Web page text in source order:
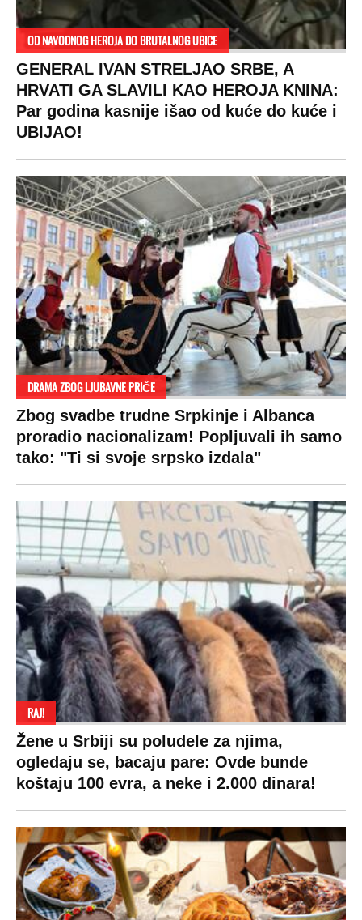
OD NAVODNOG HEROJA DO BRUTALNOG UBICE
GENERAL IVAN STRELJAO SRBE, A
HRVATI GA SLAVILI KAO HEROJA KNINA:
Par godina kasnije išao od kuće do kuće i
UBIJAO!
DRAMA ZBOG LJUBAVNE PRIČE
Zbog svadbe trudne Srpkinje i Albanca
proradio nacionalizam! Popljuvali ih samo
tako: "Ti si svoje srpsko izdala"
RAJ!
Žene u Srbiji su poludele za njima,
ogledaju se, bacaju pare: Ovde bunde
koštaju 100 evra, a neke i 2.000 dinara!